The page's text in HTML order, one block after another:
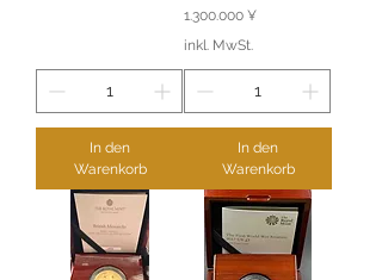
In den
Warenkorb
Preis
1.300.000 ¥
inkl. MwSt.
In den
Warenkorb